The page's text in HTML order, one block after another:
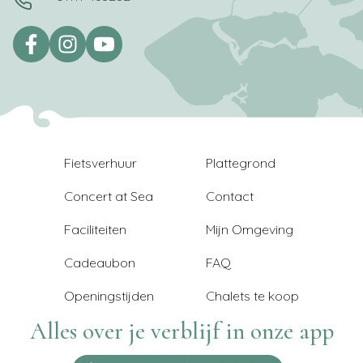
Fietsverhuur
Concert at Sea
Faciliteiten
Cadeaubon
Openingstijden
Plattegrond
Contact
Mijn Omgeving
FAQ
Chalets te koop
Alles over je verblijf in onze app